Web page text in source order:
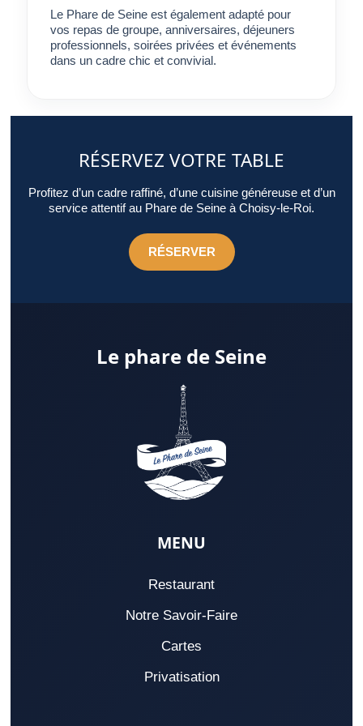
Le Phare de Seine est également adapté pour
vos repas de groupe, anniversaires, déjeuners
professionnels, soirées privées et événements
dans un cadre chic et convivial.
RÉSERVEZ VOTRE TABLE
Profitez d’un cadre raffiné, d’une cuisine généreuse et d’un
service attentif au Phare de Seine à Choisy-le-Roi.
RÉSERVER
Le phare de Seine
MENU
Restaurant
Notre Savoir-Faire
Cartes
Privatisation